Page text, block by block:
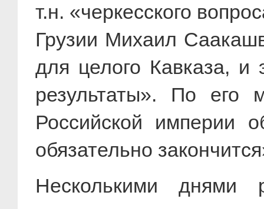
т.н. «черкесского
Грузии Михаил
для целого Кавказа, и
результаты». По его
Российской империи
обязательно
Несколькими